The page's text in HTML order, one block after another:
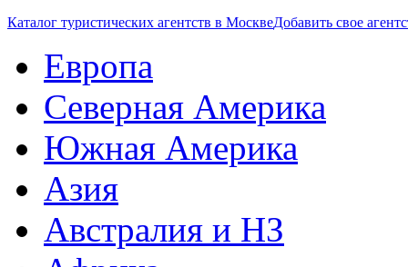
Каталог туристических агентств в МосквеДобавить свое
Европа
Северная Америка
Южная Америка
Азия
Австралия и НЗ